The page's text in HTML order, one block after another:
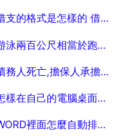
2025-07-29 借支的格式是怎樣的 借款格式和表格是怎樣的？
2025-07-29 游泳兩百公尺相當於跑步跑多遠
2025-07-29 債務人死亡,擔保人承擔什麼責任
2025-07-29 怎樣在自己的電腦桌面留字？
2025-07-29 WORD裡面怎麼自動排數字序號